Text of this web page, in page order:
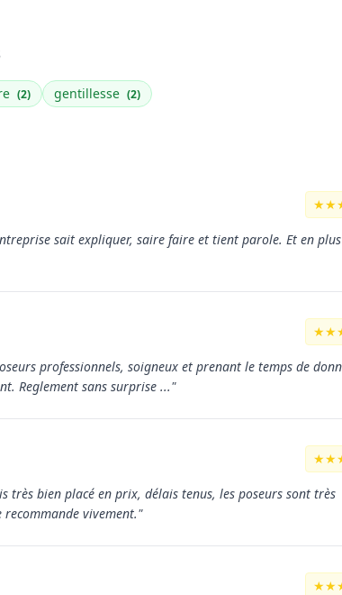
(2) gentillesse (2)
sait expliquer, saire faire et tient parole. Et en
professionnels, soigneux et prenant le temps de
Reglement sans surprise ..."
très bien placé en prix, délais tenus, les poseurs sont très
recommande vivement."